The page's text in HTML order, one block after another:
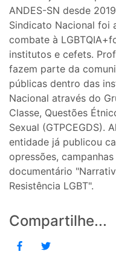
ANDES-SN desde
Sindicato Nacional foi
combate à
institutos e cefets.
fazem parte da
públicas dentro das
Nacional através do
Classe, Questões
Sexual (GTPCEGDS).
entidade já publicou
opressões,
documentário
Resistência LGBT".
Compartilhe...